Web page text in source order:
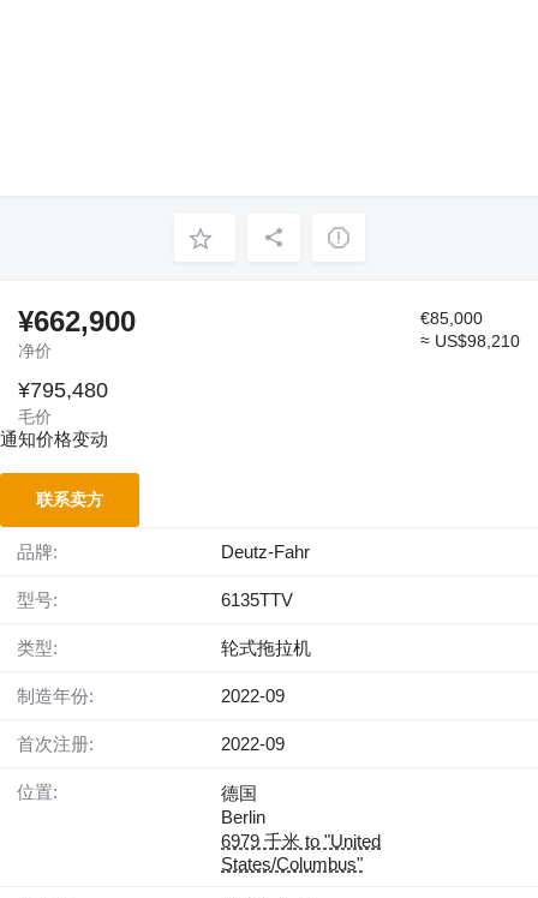
¥662,900
净价
€85,000
≈ US$98,210
¥795,480
毛价
通知价格变动
联系卖方
品牌: Deutz-Fahr
型号: 6135TTV
类型: 轮式拖拉机
制造年份: 2022-09
首次注册: 2022-09
位置:
德国
Berlin
6979 千米 to "United
States/Columbus"